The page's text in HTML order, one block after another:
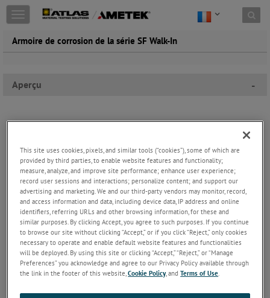
Toggle
navigation
Armoire de corrosion de la série SF Walk-In
Aperçu -
This site uses cookies, pixels, and similar tools (“cookies”), some of which are
provided by third parties, to enable website features and functionality;
measure, analyze, and improve site performance; enhance user experience;
record user sessions and interactions; personalize content; and support our
advertising and marketing. We and our third-party vendors may monitor, record,
and access information and data, including device data, IP address and online
identifiers, referring URLs and other browsing information, for these and
similar purposes. By clicking Accept, you agree to such purposes. If you continue
to browse our site without clicking “Accept,” or if you click “Reject,” only cookies
necessary to operate and enable default website features and functionalities
will be deployed. By using this site or clicking “Accept,” “Reject,” or “Manage
Preferences” you acknowledge and agree to our Privacy Policy available through
the link in the footer of this website,Cookie Policy, andTerms of Use.